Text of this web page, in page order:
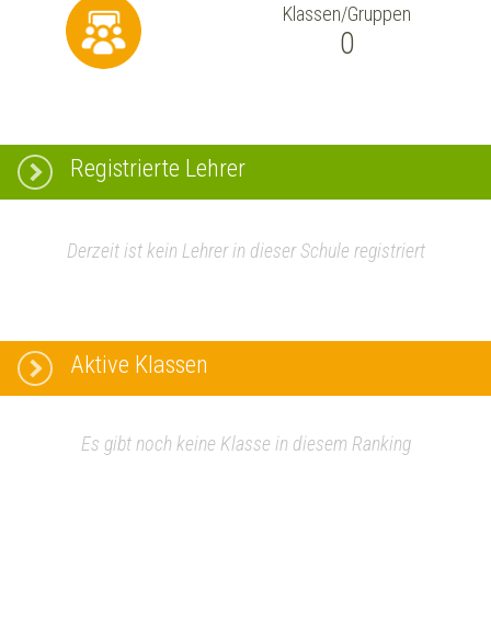
Klassen/Gruppen
0
Registrierte Lehrer
Derzeit ist kein Lehrer in dieser Schule registriert
Aktive Klassen
Es gibt noch keine Klasse in diesem Ranking